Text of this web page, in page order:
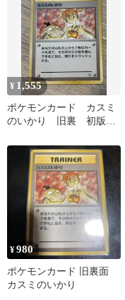
¥ 1,555
ポケモンカード カスミ
のいかり 旧裏 初版
¥980
ポケモンカード 旧裏面
カスミのいかり